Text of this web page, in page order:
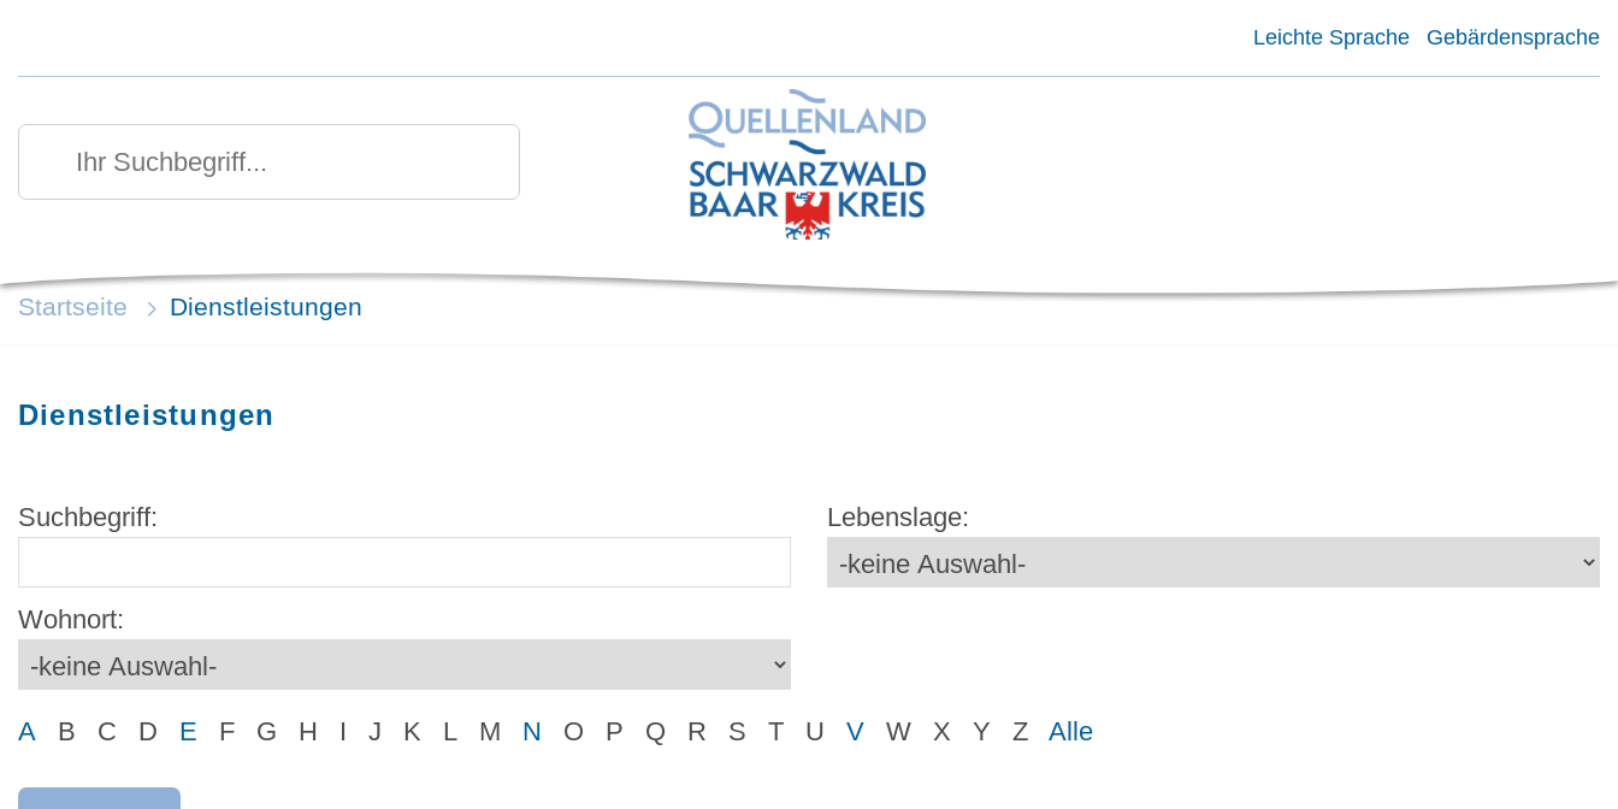
Leichte Sprache Gebärdensprache
Ihr Suchbegriff
Suchen
Startseite Dienstleistungen
Dienstleistungen
Suchbegriff: Lebenslage:
Wohnort:
A B C D E F G H I J K L M N O P Q R S T U V W X Y Z Alle